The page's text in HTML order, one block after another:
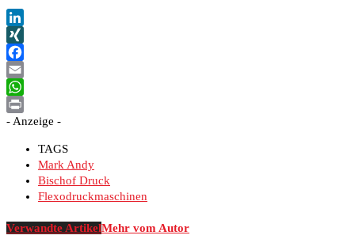
LinkedIn
XING
Facebook
Email
WhatsApp
Print
- Anzeige -
TAGS
Mark Andy
Bischof Druck
Flexodruckmaschinen
Verwandte ArtikelMehr vom Autor